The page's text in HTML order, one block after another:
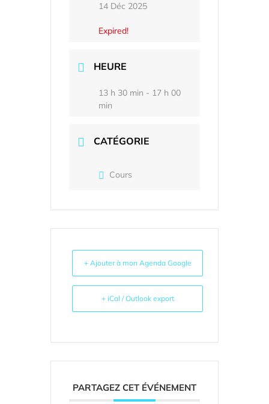
14 Déc 2025
Expired!
HEURE
13 h 30 min - 17 h 00
min
CATÉGORIE
Cours
+ Ajouter à mon Agenda Google
+ iCal / Outlook export
PARTAGEZ CET ÉVÉNEMENT